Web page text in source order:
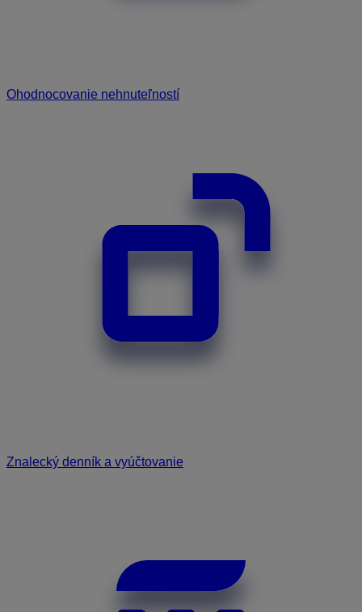
Ohodnocovanie nehnuteľností
Znalecký denník a vyúčtovanie